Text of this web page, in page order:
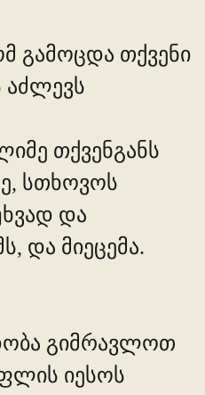
გამოცდა თქვენი
აძლევს
თქვენგანს
სთხოვოს
და
და მიეცემა.
გიმრავლოთ
იესოს